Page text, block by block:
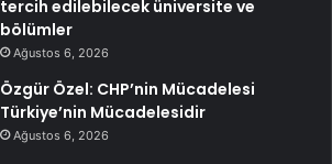
tercih edilebilecek üniversite ve
bölümler
Ağustos 6, 2026
Özgür Özel: CHP’nin Mücadelesi
Türkiye’nin Mücadelesidir
Ağustos 6, 2026